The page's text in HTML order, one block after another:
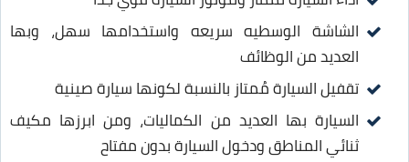
الشاشة الوسطيه سريعه واستخدامها سهل، وبها
العديد من الوظائف
تقفيل السيارة مُمتاز بالنسبة لكونها سيارة صينية
السيارة بها العديد من الكماليات، ومن ابرزها مكيف
ثنائي المناطق ودخول السيارة بدون مفتاح